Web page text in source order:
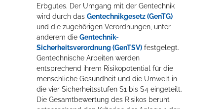
Rathaus
Service
Konzerte, Tagungen und vieles mehr
Die Stadthalle Hockenheim bietet den perfekten Standort für Events
Erbgutes. Der Umgang mit der Gentechnik
wird durch das Gentechnikgesetz (GenTG)
und die zugehörigen Verordnungen, unter
anderem die Gentechnik-
Sicherheitsverordnung (GenTSV) festgelegt.
Gentechnische Arbeiten werden
entsprechend ihrem Risikopotential für die
menschliche Gesundheit und die Umwelt in
die vier Sicherheitsstufen S1 bis S4 eingeteilt.
Die Gesamtbewertung des Risikos beruht